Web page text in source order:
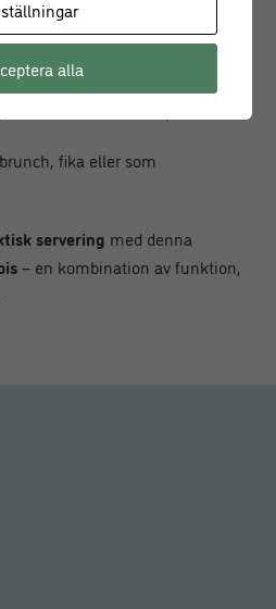
lättskött
fika eller som
servering med denna
– en kombination av funktion,
alla